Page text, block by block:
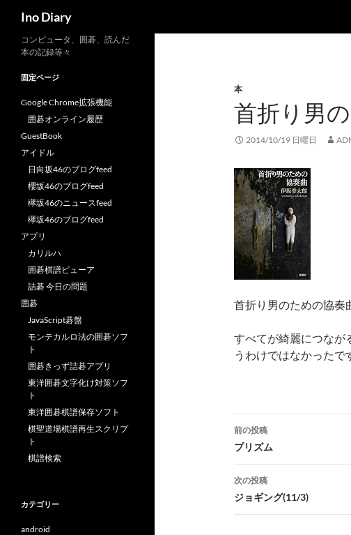
Ino Diary
本
首折り男
2014/10/19 日曜日
首折り男のための協奏
すべてが綺麗につなが
うわけではなかったで
投
稿
ナ
ビ
ゲ
前の投稿
プリズム
次の投稿
ジョギング(11/3)
コンピュータ、囲碁、読んだ
本の記録等々
固定ページ
Google Chrome拡張機能
囲碁オンライン履歴
GuestBook
アイドル
日向坂46のブログfeed
櫻坂46のブログfeed
欅坂46のニュースfeed
欅坂46のブログfeed
アプリ
カリルハ
囲碁棋譜ビューア
詰碁 今日の問題
囲碁
JavaScript碁盤
モンテカルロ法の囲碁ソフ
ト
囲碁きっず詰碁アプリ
東洋囲碁文字化け対策ソフ
ト
東洋囲碁棋譜保存ソフト
棋聖道場棋譜再生スクリプ
ト
棋譜検索
カテゴリー
android